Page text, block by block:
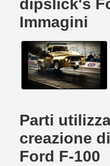
dipslick's
Immagini
Parti
creazione
Ford F-100